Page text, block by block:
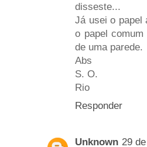
disseste...
Já usei o papel
o papel
de uma parede.
Abs
S. O.
Rio
Responder
Unknown 29